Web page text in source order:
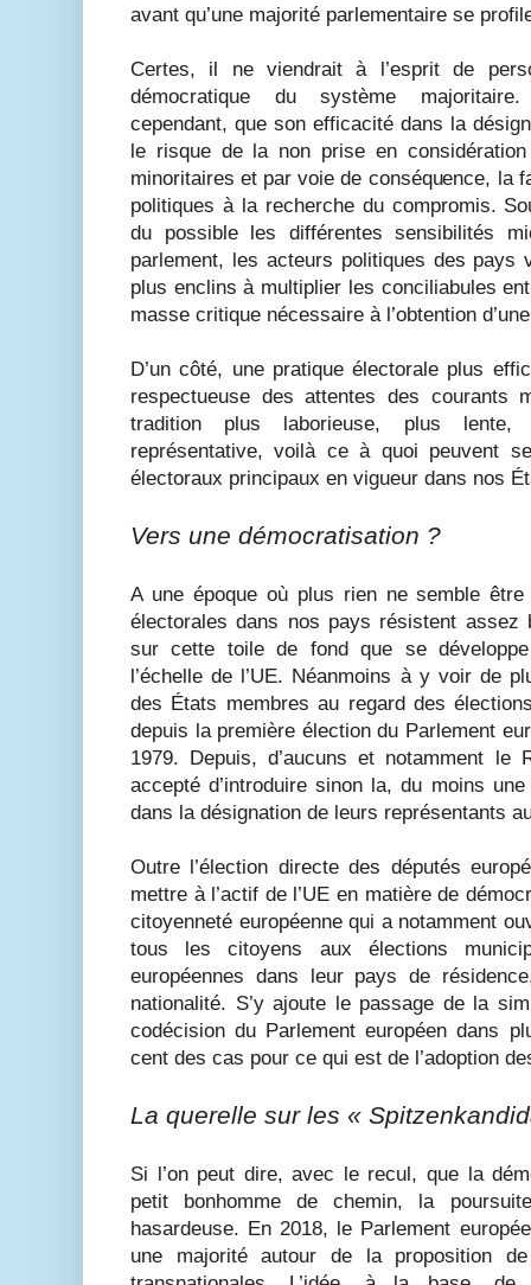
avant qu’une majorité parlementaire se
Certes, il ne viendrait à l’esprit de
démocratique du système
cependant, que son efficacité dans la
le risque de la non prise en
minoritaires et par voie de conséquence, la
politiques à la recherche du compromis.
du possible les différentes sensibilités
parlement, les acteurs politiques des pays
plus enclins à multiplier les conciliabules
masse critique nécessaire à l’obtention
D’un côté, une pratique électorale plus
respectueuse des attentes des courants
tradition plus laborieuse, plus
représentative, voilà ce à quoi peuvent
électoraux principaux en vigueur dans nos
Vers une démocratisation ?
A une époque où plus rien ne semble
électorales dans nos pays résistent assez
sur cette toile de fond que se
l’échelle de l’UE. Néanmoins à y voir de
des États membres au regard des
depuis la première élection du Parlement
1979. Depuis, d’aucuns et notamment le
accepté d’introduire sinon la, du moins
dans la désignation de leurs représentants
Outre l’élection directe des députés
mettre à l’actif de l’UE en matière de
citoyenneté européenne qui a notamment
tous les citoyens aux élections
européennes dans leur pays de
nationalité. S’y ajoute le passage de la
codécision du Parlement européen dans
cent des cas pour ce qui est de l’adoption
La querelle sur les «
Si l’on peut dire, avec le recul, que la
petit bonhomme de chemin, la
hasardeuse. En 2018, le Parlement
une majorité autour de la proposition